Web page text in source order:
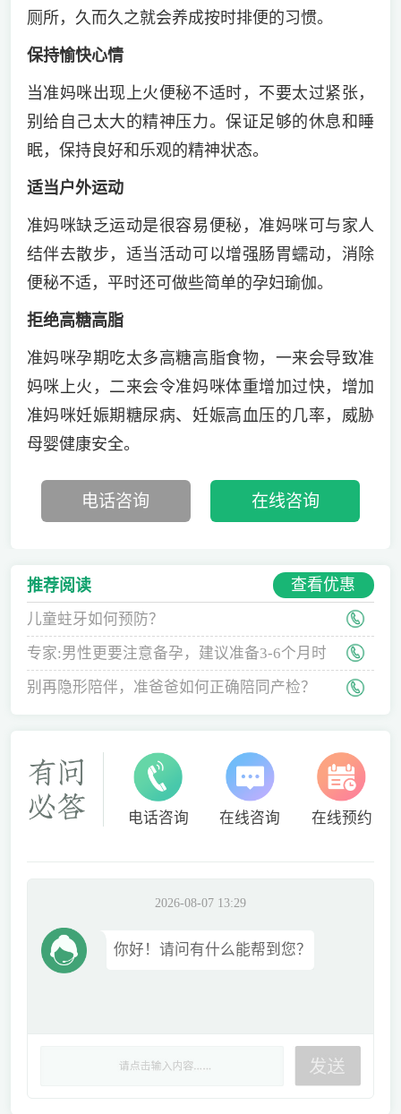
厕所，久而久之就会养成按时排便的习惯。
保持愉快心情
当准妈咪出现上火便秘不适时，不要太过紧张，
别给自己太大的精神压力。保证足够的休息和睡
眠，保持良好和乐观的精神状态。
适当户外运动
准妈咪缺乏运动是很容易便秘，准妈咪可与家人
结伴去散步，适当活动可以增强肠胃蠕动，消除
便秘不适，平时还可做些简单的孕妇瑜伽。
拒绝高糖高脂
准妈咪孕期吃太多高糖高脂食物，一来会导致准
妈咪上火，二来会令准妈咪体重增加过快，增加
准妈咪妊娠期糖尿病、妊娠高血压的几率，威胁
母婴健康安全。
电话咨询 在线咨询
推荐阅读 查看优惠
儿童蛀牙如何预防？
专家:男性更要注意备孕，建议准备3-6个月时
间
别再隐形陪伴，准爸爸如何正确陪同产检？
电话咨询 在线咨询 在线预约
2026-08-07 13:29
你好！请问有什么能帮到您？